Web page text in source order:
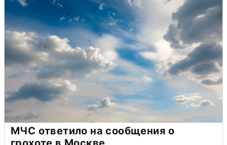
МЧС ответило на сообщения о